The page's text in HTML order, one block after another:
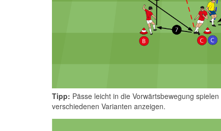
Tipp: Pässe leicht in die Vorwärtsbewegung
verschiedenen Varianten anzeigen.